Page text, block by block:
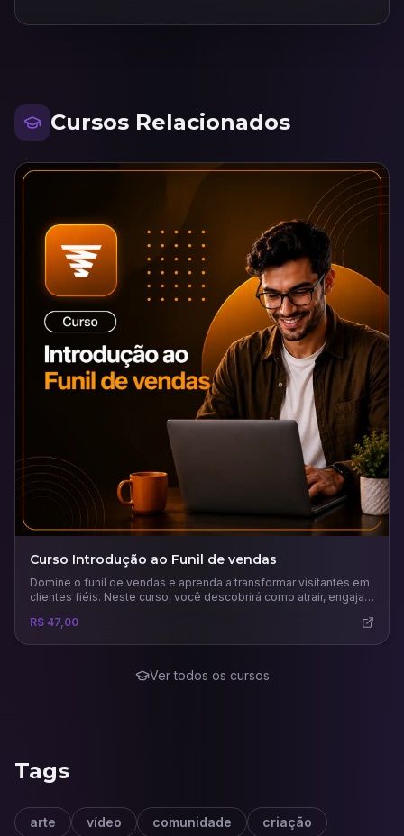
Cursos Relacionados
Curso Introdução ao Funil de vendas
Domine o funil de vendas e aprenda a transformar visitantes em
clientes fiéis. Neste curso, você descobrirá como atrair, engajar
tráfego pago e análise de métricas para maximizar resultados
R$ 47,00
Ver todos os cursos
Tags
arte vídeo comunidade
criação